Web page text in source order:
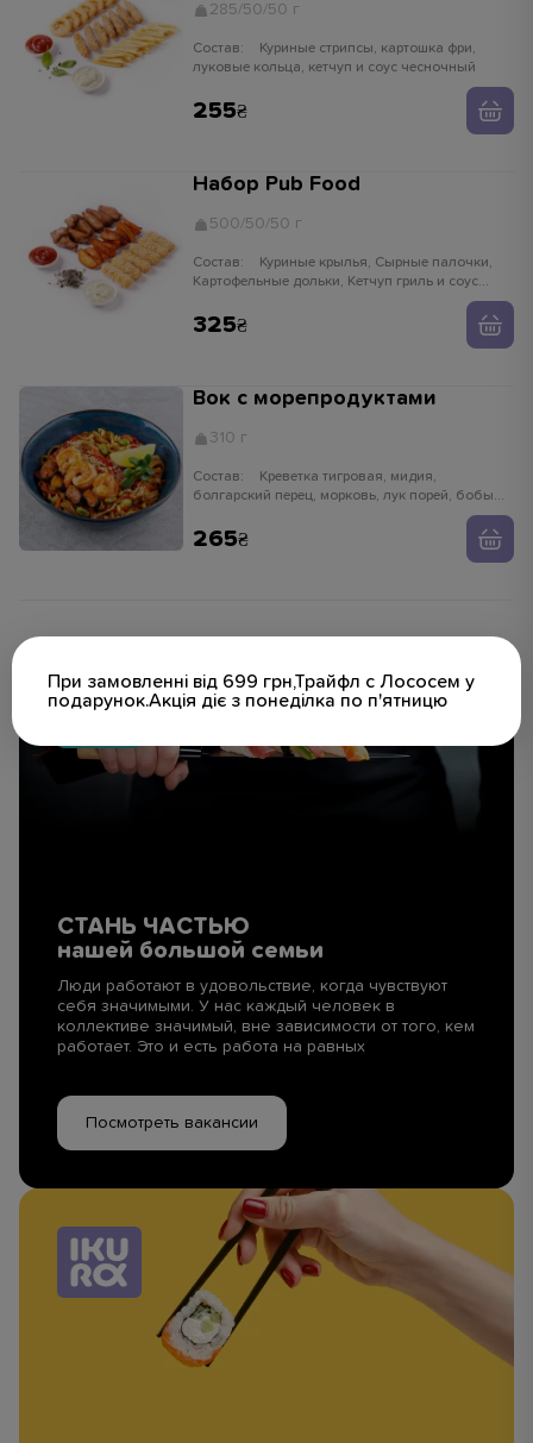
При замовленні від 699 грн,Трайфл с Лососем у
подарунок.Акція діє з понеділка по п'ятницю
285/50/50 г
Состав:
луковые кольца, кетчуп и соус чесночный
255
Набор Pub Food
500/50/50 г
Состав:
Картофельные дольки, Кетчуп гриль и соус
325
Вок с морепродуктами
310 г
Состав:
болгарский перец, морковь, лук порей, бобы
устричный соус, кунжут белый, лапша рисовая
265
СТАНЬ ЧАСТЬЮ
нашей большой семьи
Люди работают в удовольствие, когда чувствуют
себя значимыми. У нас каждый человек в
коллективе значимый, вне зависимости от того, кем
работает. Это и есть работа на равных
Посмотреть вакансии